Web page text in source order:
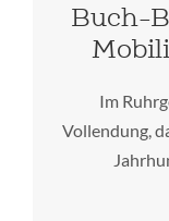
Buch-
Im
Vollendung,